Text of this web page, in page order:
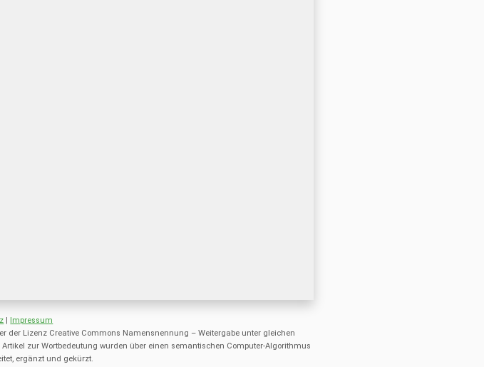
| Impressum
der Lizenz Creative Commons Namensnennung – Weitergabe unter gleichen
zur Wortbedeutung wurden über einen semantischen Computer-Algorithmus
ergänzt und gekürzt.